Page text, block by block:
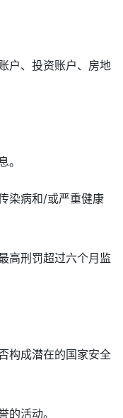
户、投资账户、房地
。
染病和/或严重健康
高刑罚超过六个月监
构成潜在的国家安全
的活动。